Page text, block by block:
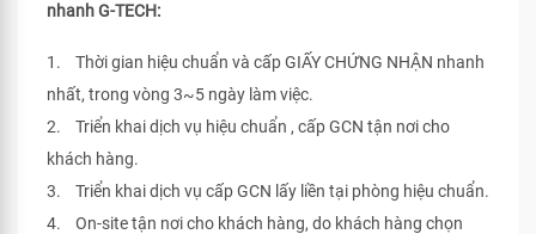
nhanh G-TECH:
1. Thời gian hiệu chuẩn và cấp GIẤY CHỨNG NHẬN nhanh
nhất, trong vòng 3~5 ngày làm việc.
2. Triển khai dịch vụ hiệu chuẩn , cấp GCN tận nơi cho
khách hàng.
3. Triển khai dịch vụ cấp GCN lấy liền tại phòng hiệu chuẩn.
4. On-site tận nơi cho khách hàng, do khách hàng chọn